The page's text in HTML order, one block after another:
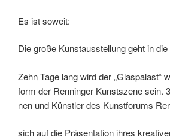
Es ist soweit:
Die große Kunstausstellung geht in
Zehn Tage lang wird der „Glaspalast“
form der Renninger Kunstszene sein.
nen und Künstler des Kunstforums
sich auf die Präsentation ihres